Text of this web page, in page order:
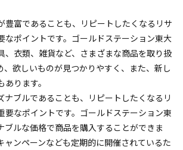
豊富であることも、リピートしたくなるリサ
なポイントです。ゴールドステーション東大
、衣類、雑貨など、さまざまな商品を取り扱
、欲しいものが見つかりやすく、また、新し
ります。
ナブルであることも、リピートしたくなるリ
要なポイントです。ゴールドステーション東
ブルな価格で商品を購入することができま
ャンペーンなども定期的に開催されているた